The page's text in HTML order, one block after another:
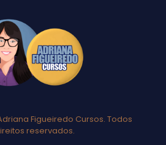
Figueiredo Cursos. Todos
reservados.